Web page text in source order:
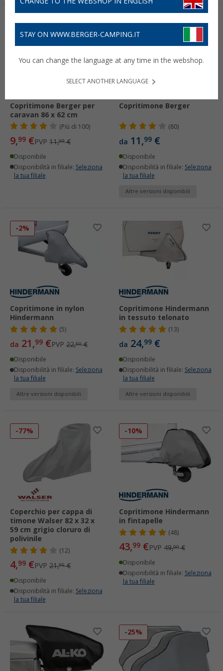
-16%
Copritimone Berger per
caravan 86 x 62 cm
(Più di 100)
9,99 €PVP 11,99€
Disponibile
Disponibilità in filiale: Seleziona
la tua filiale
Copritimone Berger
(80)
da 11,99 €
Disponibile
Disponibilità in filiale: Seleziona
la tua filiale
Altre versioni disponibili
-2%
Copritimone in nylon
Hindermann
(5)
da 21,99 €PVP 22,50€
Disponibile
Disponibilità in filiale: Seleziona
la tua filiale
Altre versioni disponibili
Copritimone Hindermann
in tessuto telonato
(13)
da 24,99 €
Disponibile
Disponibilità in filiale: Seleziona
la tua filiale
Altre versioni disponibili
-77%
Coperchio per cappa di
timone Walser 82 x 32 x
59 cm grigio cloruro di
polivinile
(12)
4,99 €PVP 21,95€
Disponibile
Disponibilità in filiale: Seleziona
la tua filiale
-10%
Copritimone Hindermann
in fintapelle
(48)
43,99 €PVP 49,00€
Disponibile
Disponibilità in filiale: Seleziona
la tua filiale
-25%
STAY ON WWW.BERGER-CAMPING.IT
You can change the language at any time in the webshop.
SELECT ANOTHER LANGUAGE